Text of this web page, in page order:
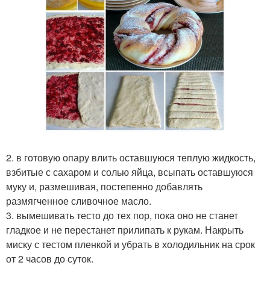
2. в готовую опару влить оставшуюся теплую жидкость,
взбитые с сахаром и солью яйца, всыпать оставшуюся
муку и, размешивая, постепенно добавлять
размягченное сливочное масло.
3. вымешивать тесто до тех пор, пока оно не станет
гладкое и не перестанет прилипать к рукам. Накрыть
миску с тестом пленкой и убрать в холодильник на срок
от 2 часов до суток.